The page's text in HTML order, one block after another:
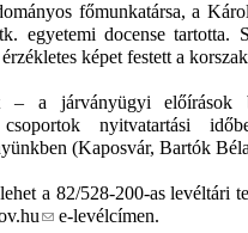
főmunkatársa, a
egyetemi docense tartotta.
képet festett a
– a járványügyi előírások
csoportok nyitvatartási
(Kaposvár, Bartók
a 82/528-200-as levéltári
(
e-levélcímen.